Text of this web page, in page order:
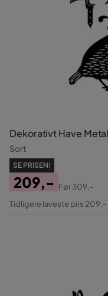
Dekorativt Have
Sort
SE PRISEN!
Pris
209,-
Original
Før309,-
Tidligere laveste pris 209,-